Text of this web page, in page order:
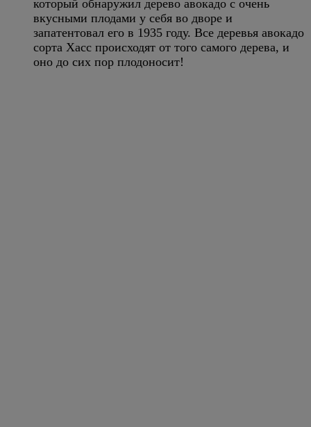
который обнаружил дерево авокадо с очень
вкусными плодами у себя во дворе и
запатентовал его в 1935 году. Все деревья авокадо
сорта Хасс происходят от того самого дерева, и
оно до сих пор плодоносит!